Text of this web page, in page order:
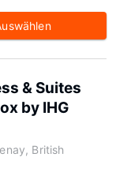
& Suites
by IHG
British